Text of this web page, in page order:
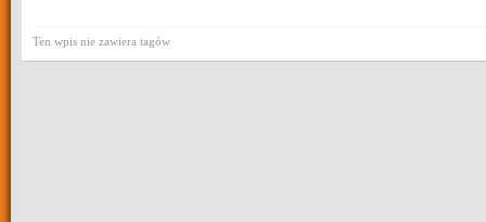
Ten wpis nie zawiera tagów